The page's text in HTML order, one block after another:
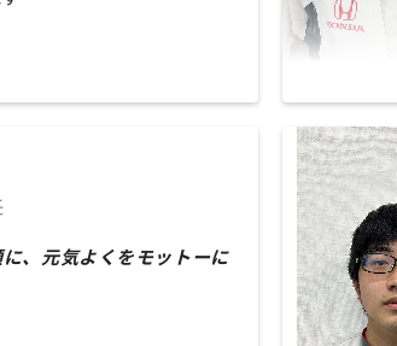
、元気よくをモットーに